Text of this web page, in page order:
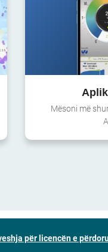
Mësoni më
për licencën e